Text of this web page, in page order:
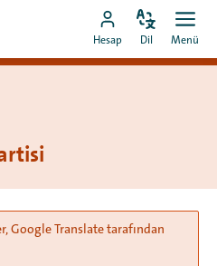
MyCOA
hesabına
Hesap
Dili
Dil
Aç
Menü
Google Translate tarafından